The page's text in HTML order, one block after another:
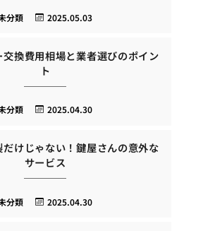
2025.05.03
分類
交換費用相場と業者選びのポイン
ト
2025.04.30
分類
だけじゃない！鍵屋さんの意外な
サービス
2025.04.30
分類